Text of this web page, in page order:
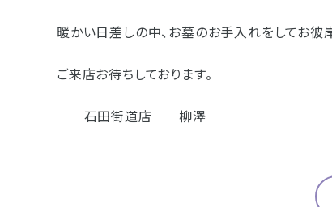
- プライバシーポリシー
暖かい日差しの中、お墓のお手入れをしてお彼
ご来店お待ちしております。
石田街道店 柳澤